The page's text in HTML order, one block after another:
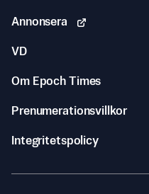
Annonsera
VD
Om Epoch Times
Prenumerationsvillkor
Integritetspolicy